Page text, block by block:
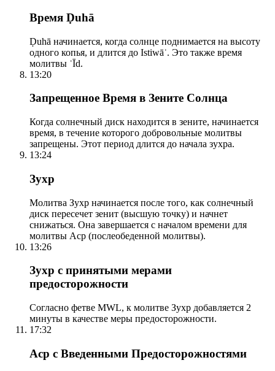
Время Ḍuhā
Ḍuhā начинается, когда солнце поднимается на высоту
одного копья, и длится до Istiwāʾ. Это также время
молитвы ʿĪd.
13:20
Запрещенное Время в Зените Солнца
Когда солнечный диск находится в зените, начинается
время, в течение которого добровольные молитвы
запрещены. Этот период длится до начала зухра.
13:24
Зухр
Молитва Зухр начинается после того, как солнечный
диск пересечет зенит (высшую точку) и начнет
снижаться. Она завершается с началом времени для
молитвы Аср (послеобеденной молитвы).
13:26
Зухр с принятыми мерами
предосторожности
Согласно фетве MWL, к молитве Зухр добавляется 2
минуты в качестве меры предосторожности.
17:32
Аср с Введенными Предосторожностями